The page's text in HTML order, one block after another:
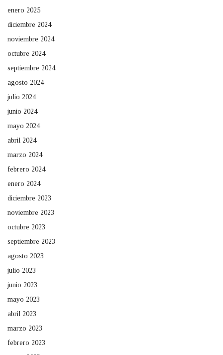
enero 2025
diciembre 2024
noviembre 2024
octubre 2024
septiembre 2024
agosto 2024
julio 2024
junio 2024
mayo 2024
abril 2024
marzo 2024
febrero 2024
enero 2024
diciembre 2023
noviembre 2023
octubre 2023
septiembre 2023
agosto 2023
julio 2023
junio 2023
mayo 2023
abril 2023
marzo 2023
febrero 2023